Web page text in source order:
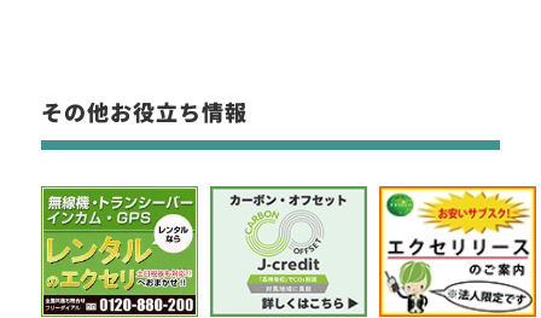
その他お役立ち情報